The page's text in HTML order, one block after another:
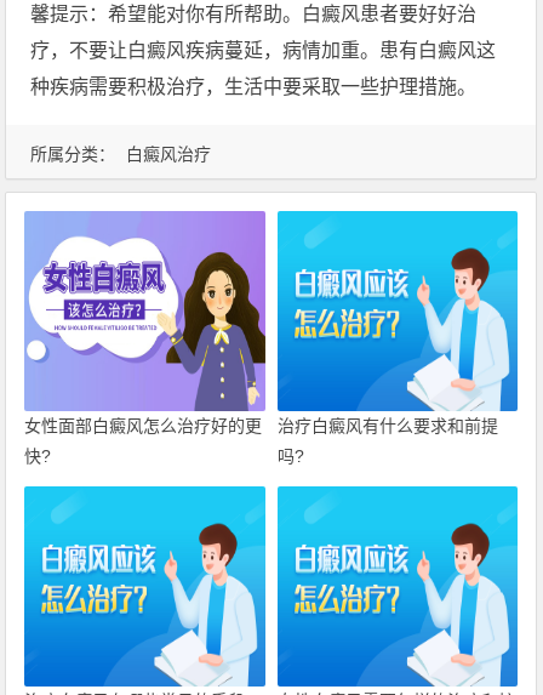
所属分类： 白癜风治疗
馨提示：希望能对你有所帮助。白癜风患者要好好治
疗，不要让白癜风疾病蔓延，病情加重。患有白癜风这
种疾病需要积极治疗，生活中要采取一些护理措施。
女性面部白癜风怎么治疗好的更
快?
治疗白癜风有什么要求和前提
吗?